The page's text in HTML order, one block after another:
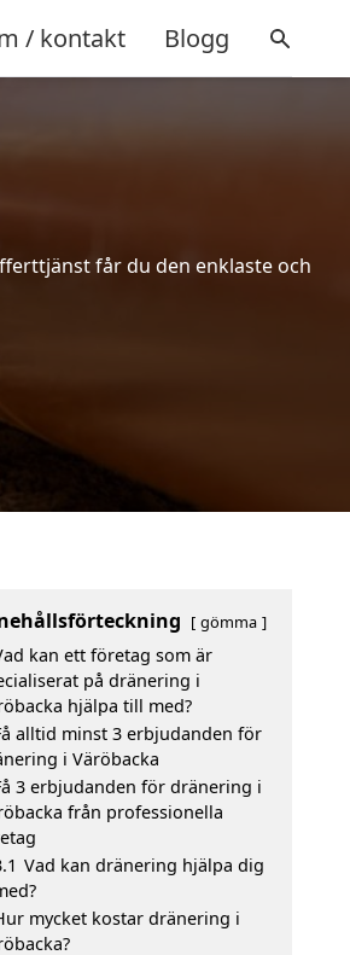
/ kontakt Blogg
får du den enklaste och
gömma
kan ett företag som är
på dränering i
hjälpa till med?
alltid minst 3 erbjudanden för
i Väröbacka
3 erbjudanden för dränering i
från professionella
Vad kan dränering hjälpa dig
mycket kostar dränering i